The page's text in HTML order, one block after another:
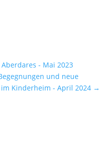
- Mai 2023
und neue
Kinderheim - April 2024→